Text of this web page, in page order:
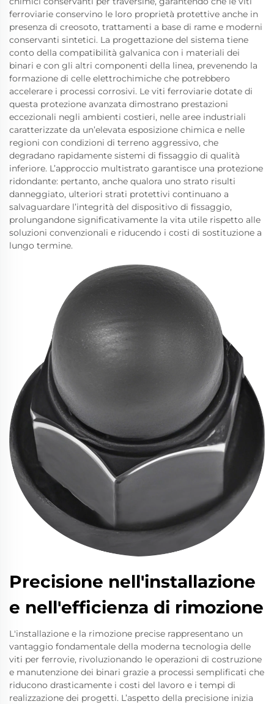
ferroviarie conservino le loro proprietà protettive anche in
presenza di creosoto, trattamenti a base di rame e moderni
conservanti sintetici. La progettazione del sistema tiene
conto della compatibilità galvanica con i materiali dei
binari e con gli altri componenti della linea, prevenendo la
formazione di celle elettrochimiche che potrebbero
accelerare i processi corrosivi. Le viti ferroviarie dotate di
questa protezione avanzata dimostrano prestazioni
eccezionali negli ambienti costieri, nelle aree industriali
caratterizzate da un’elevata esposizione chimica e nelle
regioni con condizioni di terreno aggressivo, che
degradano rapidamente sistemi di fissaggio di qualità
inferiore. L’approccio multistrato garantisce una protezione
ridondante: pertanto, anche qualora uno strato risulti
danneggiato, ulteriori strati protettivi continuano a
salvaguardare l’integrità del dispositivo di fissaggio,
prolungandone significativamente la vita utile rispetto alle
soluzioni convenzionali e riducendo i costi di sostituzione a
lungo termine.
Precisione nell'installazione
e nell'efficienza di rimozione
L'installazione e la rimozione precise rappresentano un
vantaggio fondamentale della moderna tecnologia delle
viti per ferrovie, rivoluzionando le operazioni di costruzione
e manutenzione dei binari grazie a processi semplificati che
riducono drasticamente i costi del lavoro e i tempi di
realizzazione dei progetti. L’aspetto della precisione inizia